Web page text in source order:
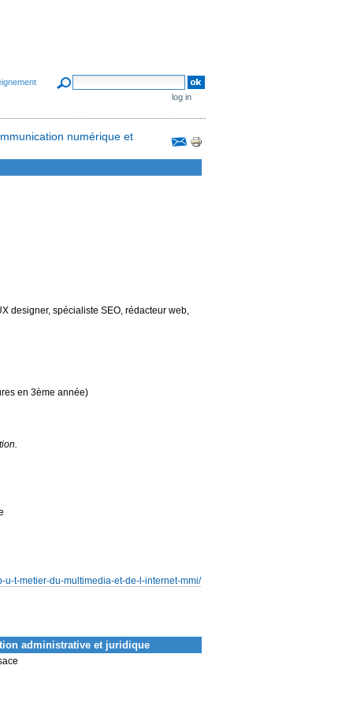
search site
log in
Document
Actions
numérique et
designer, spécialiste SEO, rédacteur web,
en 3ème année)
t-metier-du-multimedia-et-de-l-internet-mmi/
administrative et juridique